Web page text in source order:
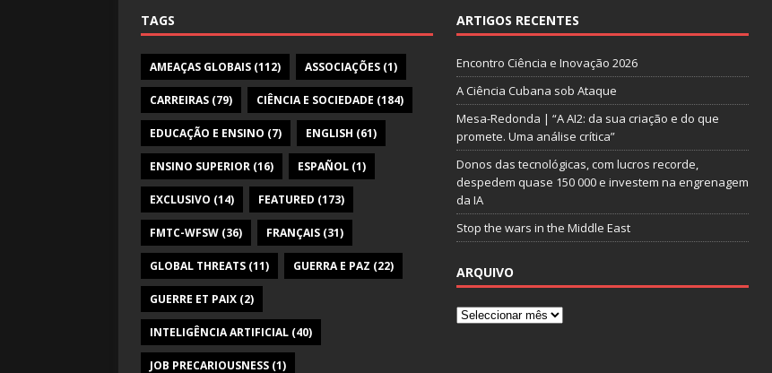
TAGS
AMEAÇAS GLOBAIS (112) ASSOCIAÇÕES (1)
CARREIRAS (79) CIÊNCIA E SOCIEDADE (184)
EDUCAÇÃO E ENSINO (7) ENGLISH (61)
ENSINO SUPERIOR (16) ESPAÑOL (1)
EXCLUSIVO (14) FEATURED (173)
FMTC-WFSW (36) FRANÇAIS (31)
GLOBAL THREATS (11) GUERRA E PAZ (22)
GUERRE ET PAIX (2)
INTELIGÊNCIA ARTIFICIAL (40)
JOB PRECARIOUSNESS (1)
ARTIGOS RECENTES
Encontro Ciência e Inovação 2026
A Ciência Cubana sob Ataque
Mesa-Redonda | “A AI2: da sua criação e do que
promete. Uma análise crítica”
Donos das tecnológicas, com lucros recorde,
despedem quase 150 000 e investem na engrenagem
da IA
Stop the wars in the Middle East
ARQUIVO